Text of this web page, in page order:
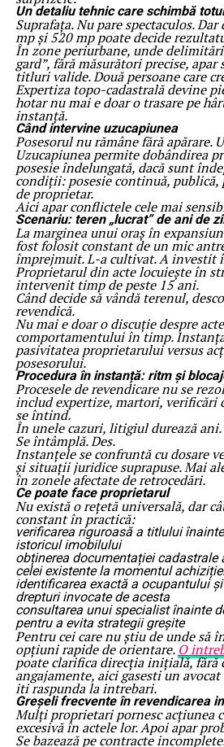
Un detaliu tehnic care schimbă totul
Suprafața. Nu pare spectaculos.
mp și 520 mp poate decide
În zone periurbane, unde
gard”, fără măsurători precise, apar
titluri valide. Două persoane care
Expertiza topo-cadastrală devine
hotar nu mai e doar o trasare pe
instanță.
Când intervine uzucapiunea
Posesorul nu rămâne fără apărare.
Uzucapiunea permite dobândirea
posesie îndelungată, dacă sunt
condiții: posesie continuă, publică,
de proprietar.
Aici apar conflictele cele mai
Scenariu: teren „lucrat” de ani de
La marginea unui oraș în
fost folosit constant de un mic
împrejmuit. L-a cultivat. A investit
Proprietarul din acte locuiește în
intervenit timp de peste 15 ani.
Când decide să vândă terenul,
revendică.
Nu mai e doar o discuție despre
comportamentului în timp.
pasivitatea proprietarului versus
posesorului.
Procedura în instanță: ritm și
Procesele de revendicare nu se
includ expertize, martori, verificări
se întind.
În unele cazuri, litigiul durează ani.
Se întâmplă. Des.
Instanțele se confruntă cu dosare
și situații juridice suprapuse. Mai
în zonele afectate de retrocedări.
Ce poate face proprietarul
Nu există o rețetă universală, dar
constant în practică:
verificarea riguroasă a titlului
istoricul imobilului
obținerea documentației cadastrale
celei existente la momentul
identificarea exactă a ocupantului
drepturi invocate de acesta
consultarea unui specialist înainte
pentru a evita strategii greșite
Pentru cei care nu știu de unde să
opțiuni rapide de orientare. O
poate clarifica direcția inițială, fără
angajamente, aici gasesti un
iti raspunda la intrebari.
Greșeli frecvente în revendicarea
Mulți proprietari pornesc acțiunea
excesivă în actele lor. Apoi apar
Se bazează pe contracte